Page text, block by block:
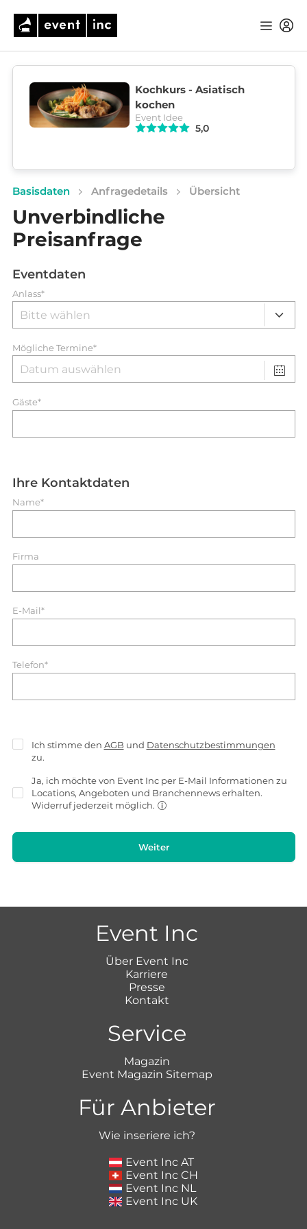
Kochkurs - Asiatisch
kochen
Event Idee
5,0
Basisdaten Anfragedetails Übersicht
Unverbindliche
Preisanfrage
Eventdaten
Anlass*
Mögliche Termine*
Gäste*
Ihre Kontaktdaten
Name*
Firma
E-Mail*
Telefon*
Ich stimme den AGB und Datenschutzbestimmungen
zu.
Ja, ich möchte von Event Inc per E-Mail Informationen zu
Locations, Angeboten und Branchennews erhalten.
Widerruf jederzeit möglich.
Weiter
Event Inc
Über Event Inc
Karriere
Presse
Kontakt
Service
Magazin
Event Magazin Sitemap
Für Anbieter
Wie inseriere ich?
Event Inc AT
Event Inc CH
Event Inc NL
Event Inc UK